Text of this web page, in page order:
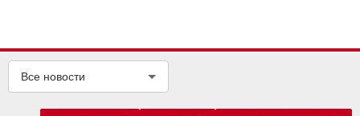
Все новости